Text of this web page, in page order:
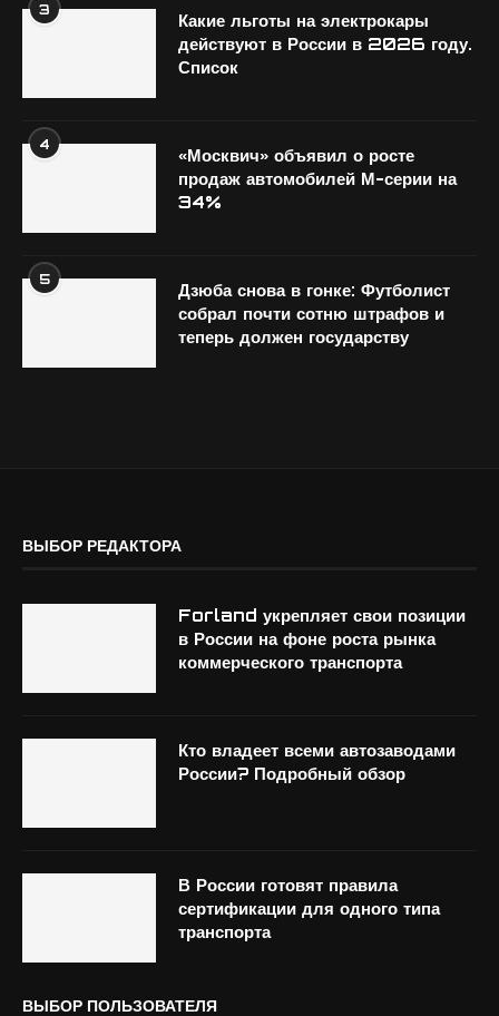
3
Какие льготы на электрокары
действуют в России в 2026 году.
Список
4
«Москвич» объявил о росте
продаж автомобилей М-серии на
34%
5
Дзюба снова в гонке: Футболист
собрал почти сотню штрафов и
теперь должен государству
ВЫБОР РЕДАКТОРА
Forland укрепляет свои позиции
в России на фоне роста рынка
коммерческого транспорта
Кто владеет всеми автозаводами
России? Подробный обзор
В России готовят правила
сертификации для одного типа
транспорта
ВЫБОР ПОЛЬЗОВАТЕЛЯ